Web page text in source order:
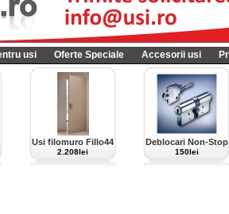
usi Oferte Speciale Accesorii usi
Usi filomuro Fillo44
import Italia
2.208lei
Deblocari Non-Stop
150lei